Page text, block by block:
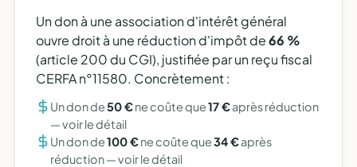
Un don à une association d'intérêt général
ouvre droit à une réduction d'impôt de66 %
(article 200 du CGI), justifiée par un reçu fiscal
CERFA n°11580. Concrètement :
Un don de50 €ne coûte que17 €après réduction
—voir le détail
Un don de100 €ne coûte que34 €après
réduction —voir le détail